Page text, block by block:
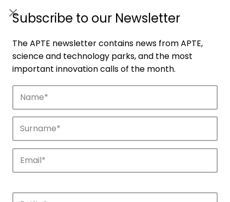
Companies
Discover the companies that drive
innovation in APTE’s parks.
Subscribe to our Newsletter
The APTE newsletter contains news from APTE,
science and technology parks, and the most
important innovation calls of the month.